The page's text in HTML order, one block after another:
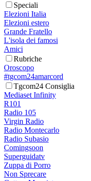
Speciali
Elezioni Italia
Elezioni estero
Grande Fratello
L'isola dei famosi
Amici
Rubriche
Oroscopo
#tgcom24amarcord
Tgcom24 Consiglia
Mediaset Infinity
R101
Radio 105
Virgin Radio
Radio Montecarlo
Radio Subasio
Comingsoon
Superguidatv
Zuppa di Porro
Non Sprecare